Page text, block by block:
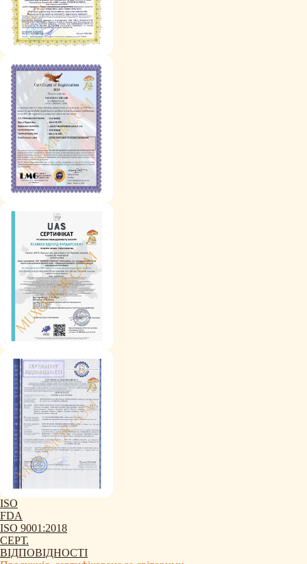
ISO
FDA
ISO 9001:2018
СЕРТ.
ВІДПОВІДНОСТІ